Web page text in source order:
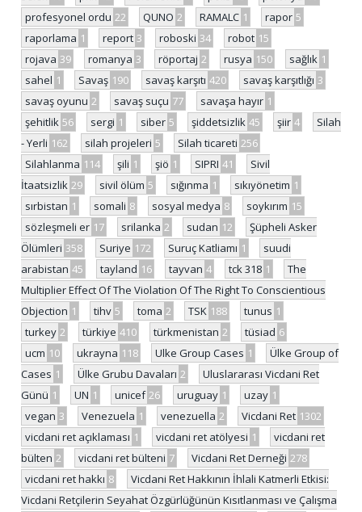
profesyonel ordu 22 QUNO 2 RAMALC 1 rapor 5
raporlama 1 report 3 roboski 34 robot 15
rojava 39 romanya 3 röportaj 2 rusya 150 sağlık 1
sahel 1 Savaş 190 savaş karşıtı 420 savaş karşıtlığı 3
savaş oyunu 2 savaş suçu 77 savaşa hayır 1
şehitlik 56 sergi 1 siber 5 şiddetsizlik 45 şiir 4
Silah
- Yerli 162 silah projeleri 5 Silah ticareti 256
Silahlanma 114 şili 1 şiö 1 SIPRI 41
Sivil
İtaatsizlik 29 sivil ölüm 5 sığınma 1 sıkıyönetim 1
sırbistan 1 somali 8 sosyal medya 8 soykırım 15
sözleşmeli er 17 srilanka 2 sudan 12
Şüpheli Asker
Ölümleri 358 Suriye 172 Suruç Katliamı 1
suudi
arabistan 45 tayland 16 tayvan 4 tck 318 1
The
Multiplier Effect Of The Violation Of The Right To Conscientious
Objection 1 tihv 5 toma 2 TSK 188 tunus 1
turkey 2 türkiye 410 türkmenistan 2 tüsiad 6
ucm 10 ukrayna 118 Ulke Group Cases 1
Ülke Group of
Cases 1 Ülke Grubu Davaları 2
Uluslararası Vicdani Ret
Günü 1 UN 1 unicef 26 uruguay 1 uzay 1
vegan 3 Venezuela 1 venezuella 2 Vicdani Ret 1302
vicdani ret açıklaması 1 vicdani ret atölyesi 1
vicdani ret
bülten 2 vicdani ret bülteni 7 Vicdani Ret Derneği 278
vicdani ret hakkı 8
Vicdani Ret Hakkının İhlali Katmerli Etkisi:
Vicdani Retçilerin Seyahat Özgürlüğünün Kısıtlanması ve Çalışma